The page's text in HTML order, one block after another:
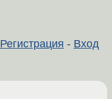
Регистрация - Вход